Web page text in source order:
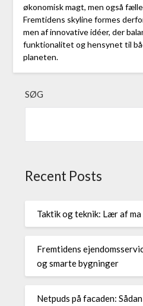
økonomisk magt, men også
Fremtidens skyline formes
men af innovative idéer, der
funktionalitet og hensynet til
planeten.
SØG
Recent Posts
Taktik og teknik: Lær af
Fremtidens
og smarte bygninger
Netpuds på facaden: